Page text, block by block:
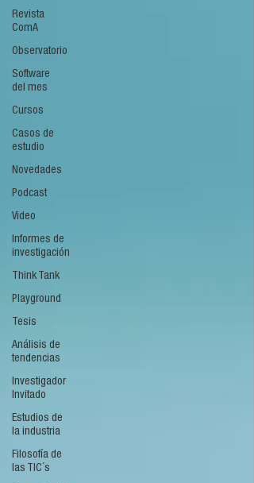
Revista
ComA
Observatorio
Software
del mes
Cursos
Casos de
estudio
Novedades
Podcast
Video
Informes de
investigación
Think Tank
Playground
Tesis
Análisis de
tendencias
Investigador
Invitado
Estudios de
la industria
Filosofía de
las TIC´s